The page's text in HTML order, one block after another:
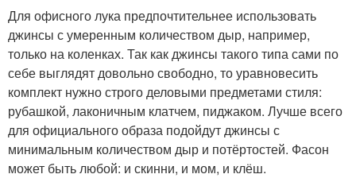
Для офисного лука предпочтительнее использовать
джинсы с умеренным количеством дыр, например,
только на коленках. Так как джинсы такого типа сами по
себе выглядят довольно свободно, то уравновесить
комплект нужно строго деловыми предметами стиля:
рубашкой, лаконичным клатчем, пиджаком. Лучше всего
для официального образа подойдут джинсы с
минимальным количеством дыр и потёртостей. Фасон
может быть любой: и скинни, и мом, и клёш.